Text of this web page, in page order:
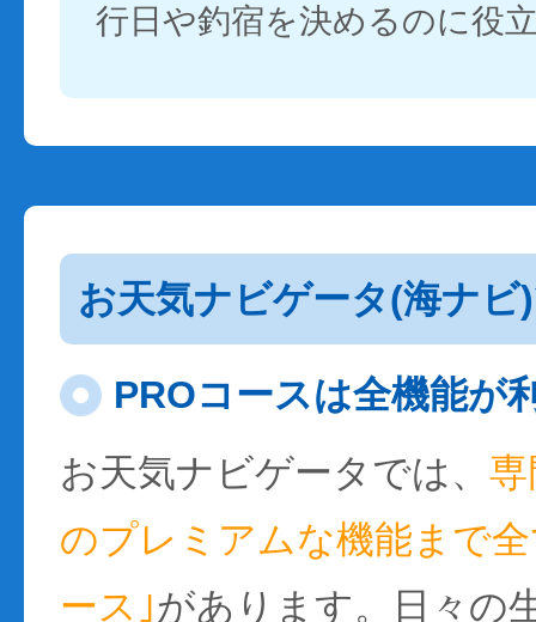
行日や釣宿を決めるのに役
お天気ナビゲータ(海ナビ
PROコースは全機能が
お天気ナビゲータでは、
のプレミアムな機能まで
ース｣があります。日々の